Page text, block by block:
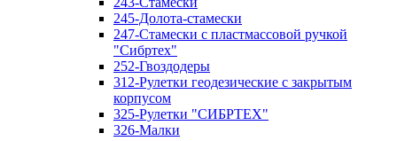
245-Долота-стамески
247-Стамески с пластмассовой ручкой
"Сибртех"
252-Гвоздодеры
312-Рулетки геодезические с закрытым
корпусом
325-Рулетки "СИБРТЕХ"
326-Малки